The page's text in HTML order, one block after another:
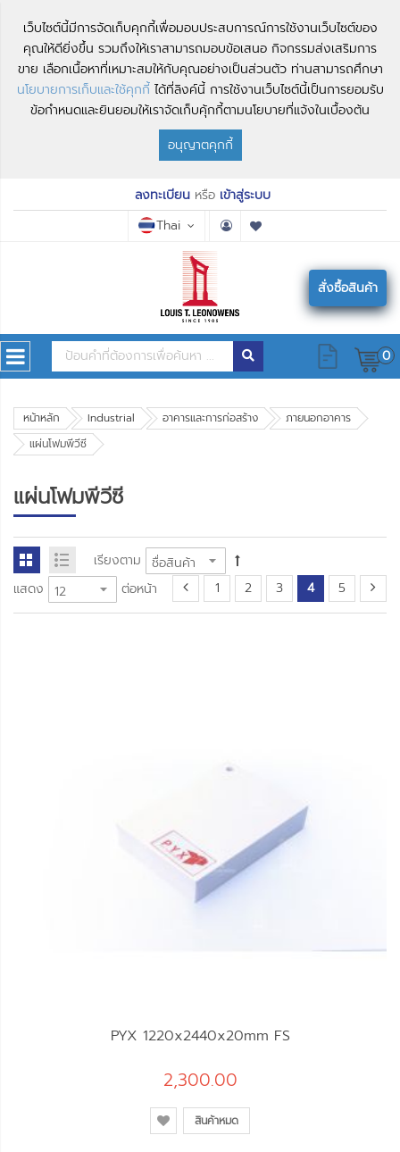
เว็บไซต์นี้มีการจัดเก็บคุกกี้เพื่อมอบประสบการณ์การใช้งานเว็บไซต์ของ
คุณให้ดียิ่งขึ้น รวมถึงให้เราสามารถมอบข้อเสนอ กิจกรรมส่งเสริมการ
ขาย เลือกเนื้อหาที่เหมาะสมให้กับคุณอย่างเป็นส่วนตัว ท่านสามารถศึกษา
นโยบายการเก็บและใช้คุกกี้ ได้ที่ลิงค์นี้ การใช้งานเว็บไซต์นี้เป็นการยอมรับ
ข้อกำหนดและยินยอมให้เราจัดเก็บคุ้กกี้ตามนโยบายที่แจ้งในเบื้องต้น
อนุญาตคุกกี้
ลงทะเบียนหรือ เข้าสู่ระบบ
Thai
สั่งซื้อสินค้า
0
หน้าหลัก Industrial อาคารและการก่อสร้าง
ภายนอกอาคาร
แผ่นโฟมพีวีซี
แผ่นโฟมพีวีซี
เรียงตาม
แสดง
ต่อหน้า 1 2 3 4 5
PYX 1220x2440x20mm FS
2,300.00
สินค้าหมด